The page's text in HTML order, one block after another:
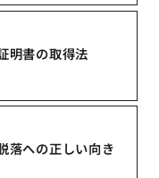
明書の取得法
落への正しい向き